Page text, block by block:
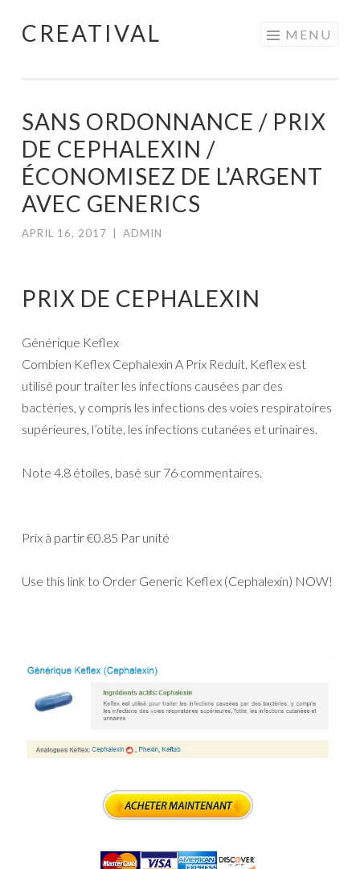
Skip
CREATIVAL MENU
SANS ORDONNANCE / PRIX
DE CEPHALEXIN /
ÉCONOMISEZ DE L’ARGENT
AVEC GENERICS
APRIL 16, 2017 ADMIN
PRIX DE CEPHALEXIN
Générique Keflex
Combien Keflex Cephalexin A Prix Reduit. Keflex est
utilisé pour traiter les infections causées par des
bactéries, y compris les infections des voies respiratoires
supérieures, l’otite, les infections cutanées et urinaires.
Note 4.8 étoiles, basé sur 76 commentaires.
Prix à partir€0.85 Par unité
Use this link to Order Generic Keflex (Cephalexin) NOW!